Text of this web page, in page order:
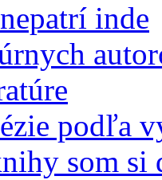
inde
podľa
som si